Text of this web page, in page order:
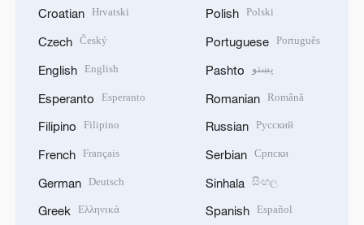
Croatian Hrvatski
Czech Český
English English
Esperanto Esperanto
Filipino Filipino
French Français
German Deutsch
Greek Ελληνικά
Polish Polski
Portuguese Português
Pashto پښتو
Romanian Română
Russian Русский
Serbian Српски
Sinhala සිංහල
Spanish Español